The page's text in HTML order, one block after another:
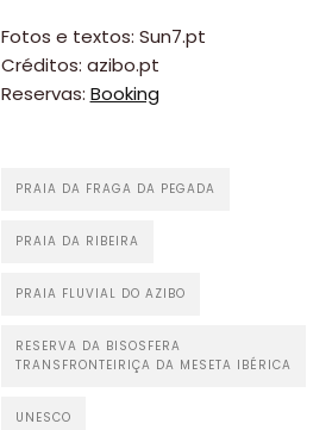
Paradisíacas
Swimwear
&
Bronzeado
Sun7
Quem
somos
Fotos e textos: Sun7.pt
Créditos: azibo.pt
Reservas: Booking
PRAIA DA FRAGA DA PEGADA
PRAIA DA RIBEIRA
PRAIA FLUVIAL DO AZIBO
RESERVA DA BISOSFERA
TRANSFRONTEIRIÇA DA MESETA IBÉRICA
UNESCO